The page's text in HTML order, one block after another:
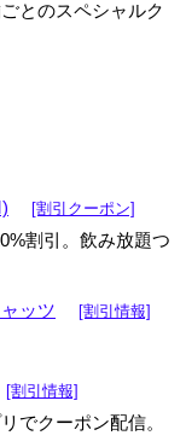
とのスペシャルク
[割引クーポン]
割引。飲み放題つ
ッツ [割引情報]
[割引情報]
でクーポン配信。